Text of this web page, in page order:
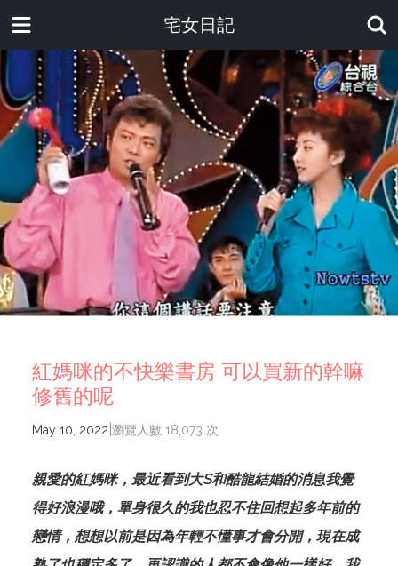
宅女日記
紅媽咪的不快樂書房 可以買新的幹嘛
修舊的呢
May 10, 2022 瀏覽人數 18,073 次
親愛的紅媽咪，最近看到大S和酷龍結婚的消息我覺
得好浪漫哦，單身很久的我也忍不住回想起多年前的
戀情，想想以前是因為年輕不懂事才會分開，現在成